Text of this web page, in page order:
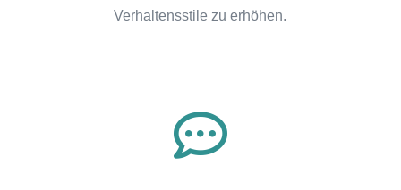
Verhaltensstile zu erhöhen.
